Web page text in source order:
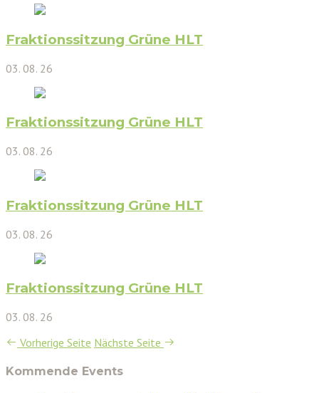
Fraktionssitzung Grüne HLT
03. 08. 26
Fraktionssitzung Grüne HLT
03. 08. 26
Fraktionssitzung Grüne HLT
03. 08. 26
Fraktionssitzung Grüne HLT
03. 08. 26
Vorherige Seite Nächste Seite
Kommende Events